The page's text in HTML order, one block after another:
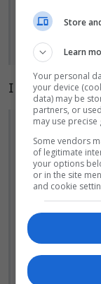
Decyzje
I dodaje:
tobie
możesz
Jeśli
Store
Learn
Your personal
your device
data) may be
partners, or
may use
Some vendors
of legitimate
your options
or in the site
and cookie